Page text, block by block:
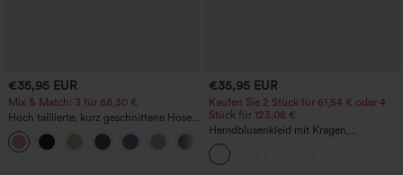
€35,95 EUR
Mix & Match: 3 für 88,30 €
Hoch taillierte, kurz geschnittene Hose
mit Reißverschlusstasche in Leinenoptik
€35,95 EUR
Kaufen Sie 2 Stück für 61,54 € oder 4
Stück für 123,08 €.
Hemdblusenkleid mit Kragen,
Kappenärmeln, Taillengürtel,
geschwungenem Schlitzsaum, Midi-
Länge und Taschen